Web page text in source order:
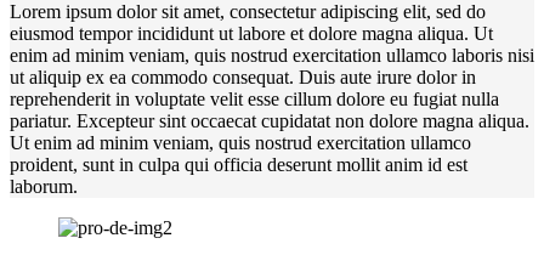
Lorem ipsum dolor sit amet, consectetur adipiscing elit, sed do
eiusmod tempor incididunt ut labore et dolore magna aliqua. Ut
enim ad minim veniam, quis nostrud exercitation ullamco laboris nisi
ut aliquip ex ea commodo consequat. Duis aute irure dolor in
reprehenderit in voluptate velit esse cillum dolore eu fugiat nulla
pariatur. Excepteur sint occaecat cupidatat non dolore magna aliqua.
Ut enim ad minim veniam, quis nostrud exercitation ullamco
proident, sunt in culpa qui officia deserunt mollit anim id est
laborum.